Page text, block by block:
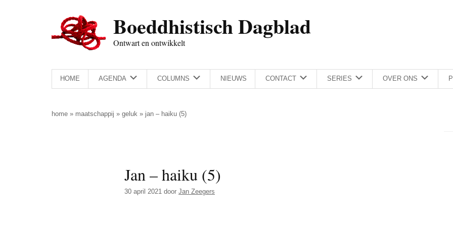
Boeddhistisch Dagblad
Ontwart en ontwikkelt
HOME AGENDA COLUMNS NIEUWS CONTACT SERIES OVER ONS
home » maatschappij » geluk » jan – haiku (5)
Jan – haiku (5)
30 april 2021 door Jan Zeegers